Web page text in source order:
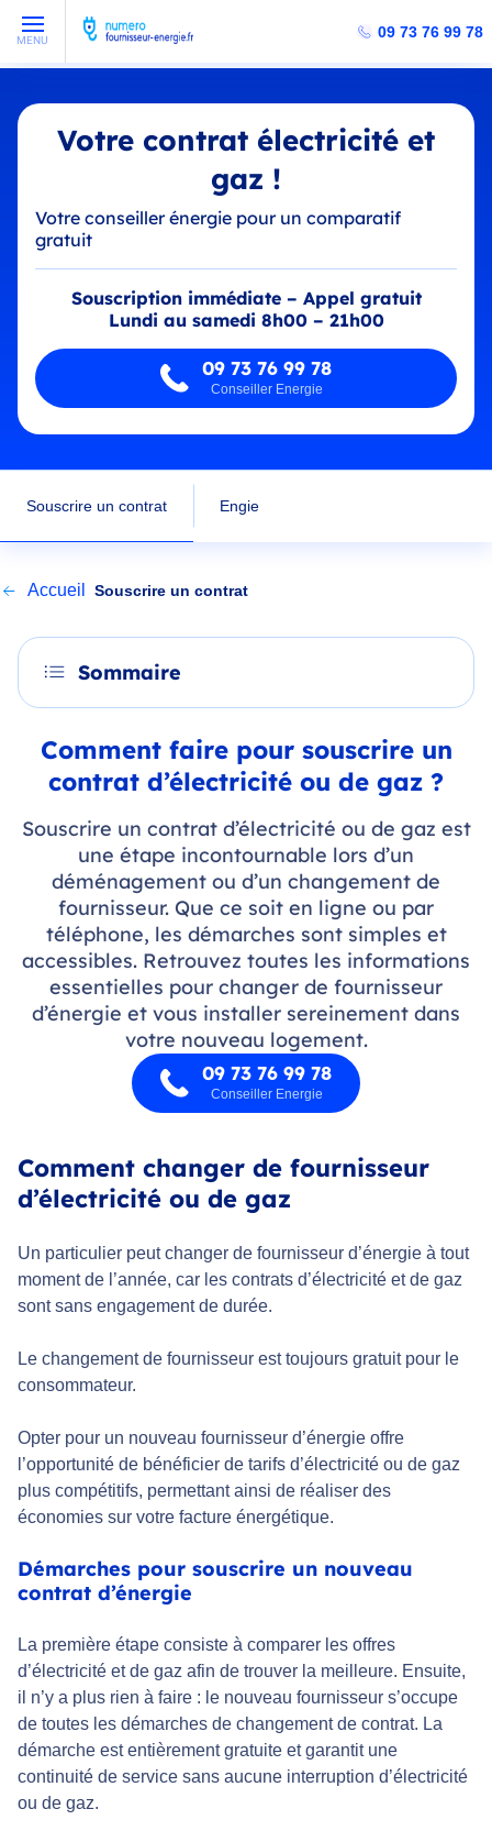
MENU 09 73 76 99 78
Votre contrat électricité et
gaz !
Votre conseiller énergie pour un comparatif
gratuit
Souscription immédiate – Appel gratuit
Lundi au samedi 8h00 – 21h00
09 73 76 99 78
Conseiller Energie
Souscrire un contrat Engie
Accueil Souscrire un contrat
Sommaire
Comment faire pour souscrire un
contrat d’électricité ou de gaz ?
Souscrire un contrat d’électricité ou de gaz est
une étape incontournable lors d’un
déménagement ou d’un changement de
fournisseur. Que ce soit en ligne ou par
téléphone, les démarches sont simples et
accessibles. Retrouvez toutes les informations
essentielles pour changer de fournisseur
d’énergie et vous installer sereinement dans
votre nouveau logement.
09 73 76 99 78
Conseiller Energie
Comment changer de fournisseur
d’électricité ou de gaz
Un particulier peut changer de fournisseur d’énergie à tout
moment de l’année, car les contrats d’électricité et de gaz
sont sans engagement de durée.
Le changement de fournisseur est toujours gratuit pour le
consommateur.
Opter pour un nouveau fournisseur d’énergie offre
l’opportunité de bénéficier de tarifs d’électricité ou de gaz
plus compétitifs, permettant ainsi de réaliser des
économies sur votre facture énergétique.
Démarches pour souscrire un nouveau
contrat d’énergie
La première étape consiste à comparer les offres
d’électricité et de gaz afin de trouver la meilleure. Ensuite,
il n’y a plus rien à faire : le nouveau fournisseur s’occupe
de toutes les démarches de changement de contrat. La
démarche est entièrement gratuite et garantit une
continuité de service sans aucune interruption d’électricité
ou de gaz.